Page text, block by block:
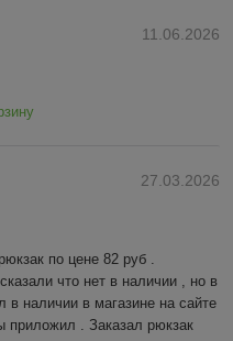
11.06.2026
27.03.2026
по цене 82 руб .
что нет в наличии , но в
наличии в магазине на сайте
приложил . Заказал рюкзак